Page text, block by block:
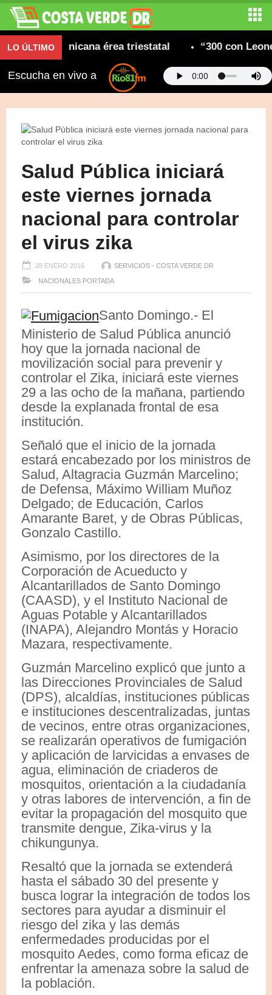
LO ÚLTIMOdominicana érea triestatal “300 con
Escucha en vivo a
Salud Pública iniciará
este viernes jornada
nacional para controlar
el virus zika
28 ENERO 2016 SERVICIOS - COSTA VERDE DR
NACIONALES PORTADA
Santo Domingo.- El
Ministerio de Salud Pública anunció
hoy que la jornada nacional de
movilización social para prevenir y
controlar el Zika, iniciará este viernes
29 a las ocho de la mañana, partiendo
desde la explanada frontal de esa
institución.
Señaló que el inicio de la jornada
estará encabezado por los ministros de
Salud, Altagracia Guzmán Marcelino;
de Defensa, Máximo William Muñoz
Delgado; de Educación, Carlos
Amarante Baret, y de Obras Públicas,
Gonzalo Castillo.
Asimismo, por los directores de la
Corporación de Acueducto y
Alcantarillados de Santo Domingo
(CAASD), y el Instituto Nacional de
Aguas Potable y Alcantarillados
(INAPA), Alejandro Montás y Horacio
Mazara, respectivamente.
Guzmán Marcelino explicó que junto a
las Direcciones Provinciales de Salud
(DPS), alcaldías, instituciones públicas
e instituciones descentralizadas, juntas
de vecinos, entre otras organizaciones,
se realizarán operativos de fumigación
y aplicación de larvicidas a envases de
agua, eliminación de criaderos de
mosquitos, orientación a la ciudadanía
y otras labores de intervención, a fin de
evitar la propagación del mosquito que
transmite dengue, Zika-virus y la
chikungunya.
Resaltó que la jornada se extenderá
hasta el sábado 30 del presente y
busca lograr la integración de todos los
sectores para ayudar a disminuir el
riesgo del zika y las demás
enfermedades producidas por el
mosquito Aedes, como forma eficaz de
enfrentar la amenaza sobre la salud de
la población.